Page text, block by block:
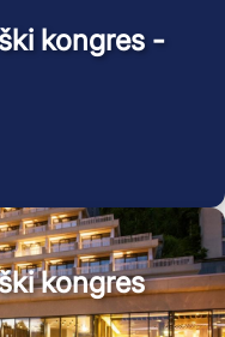
kongres -
kongres